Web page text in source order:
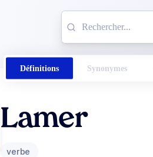
Définitions Synonymes
Lamer
verbe